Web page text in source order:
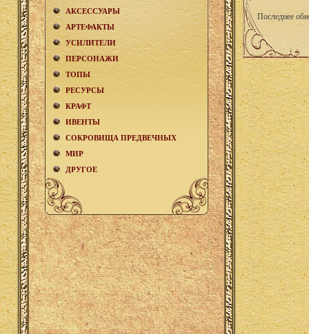
АКCЕСCУАРЫ
АРТЕФАКТЫ
УСИЛИТЕЛИ
ПЕРСОНАЖИ
ТОПЫ
РЕСУРСЫ
КРАФТ
ИВЕНТЫ
СОКРОВИЩА ПРЕДВЕЧНЫХ
МИР
ДРУГОЕ
Последнее